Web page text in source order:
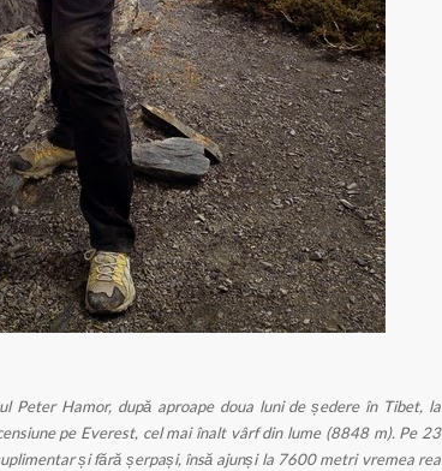
Peter Hamor, după aproape doua luni de ședere în Tibet, la
pe Everest, cel mai înalt vârf din lume (8848 m). Pe 23
și fără șerpași, însă ajunși la 7600 metri vremea rea